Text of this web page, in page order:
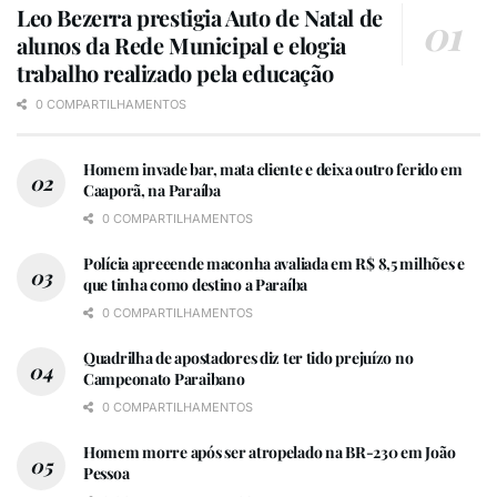
Leo Bezerra prestigia Auto de Natal de
alunos da Rede Municipal e elogia
trabalho realizado pela educação
0 COMPARTILHAMENTOS
Homem invade bar, mata cliente e deixa outro ferido em
Caaporã, na Paraíba
0 COMPARTILHAMENTOS
Polícia apreeende maconha avaliada em R$ 8,5 milhões e
que tinha como destino a Paraíba
0 COMPARTILHAMENTOS
Quadrilha de apostadores diz ter tido prejuízo no
Campeonato Paraibano
0 COMPARTILHAMENTOS
Homem morre após ser atropelado na BR-230 em João
Pessoa